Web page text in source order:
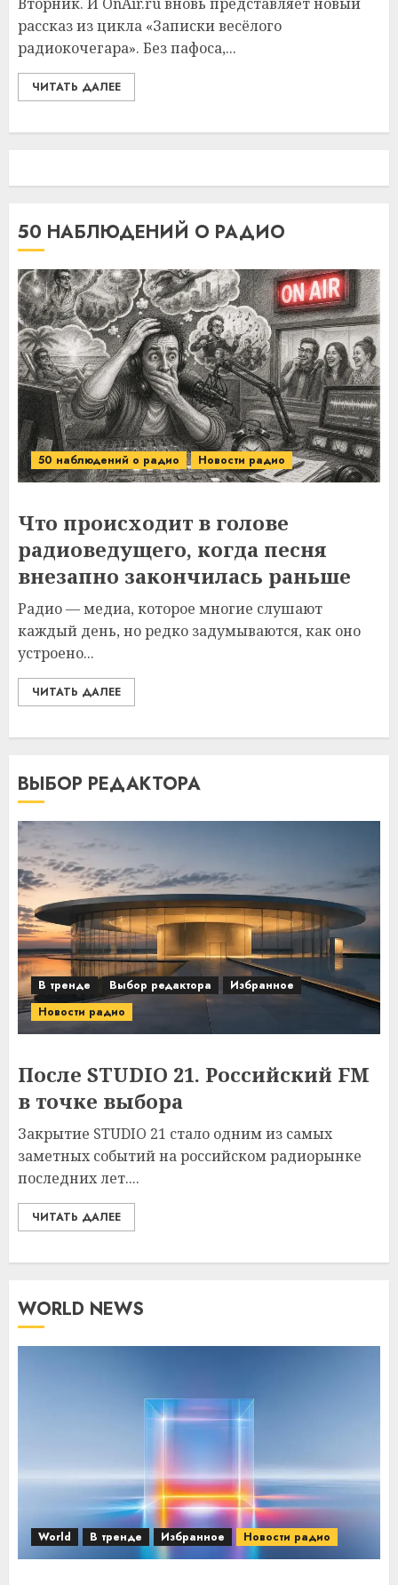
рассказ из цикла «Записки весёлого
радиокочегара». Без пафоса,...
ЧИТАТЬ ДАЛЕЕ
50 НАБЛЮДЕНИЙ О РАДИО
50 наблюдений о радио Новости радио
Что происходит в голове
радиоведущего, когда песня
внезапно закончилась раньше
Радио — медиа, которое многие слушают
каждый день, но редко задумываются, как оно
устроено...
ЧИТАТЬ ДАЛЕЕ
ВЫБОР РЕДАКТОРА
В тренде Выбор редактора
Избранное
Новости радио
После STUDIO 21. Российский FM
в точке выбора
Закрытие STUDIO 21 стало одним из самых
заметных событий на российском радиорынке
последних лет....
ЧИТАТЬ ДАЛЕЕ
WORLD NEWS
World В тренде Избранное Новости радио